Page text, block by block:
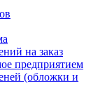
на заказ
предприятием
(обложки и